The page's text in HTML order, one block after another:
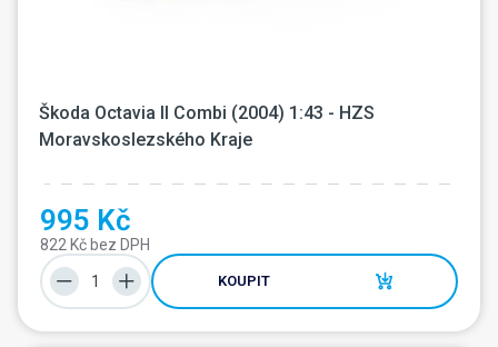
Škoda Octavia II Combi (2004) 1:43 - HZS
Moravskoslezského Kraje
995 Kč
822 Kč bez DPH
KOUPIT